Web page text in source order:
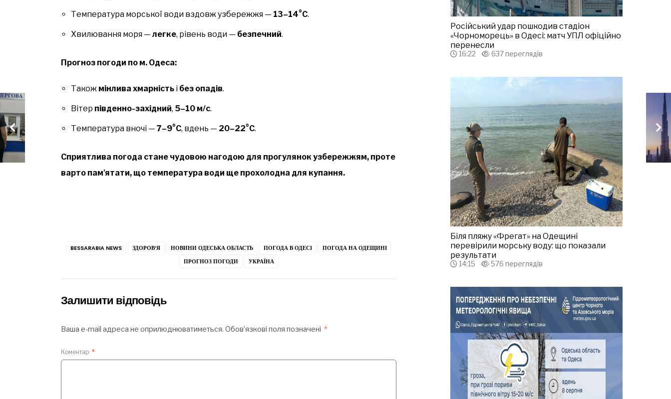
Температура морської води вздовж узбережжя — 13–14°C.
Хвилювання моря — легке, рівень води — безпечний.
Прогноз погоди по м. Одеса:
Також мінлива хмарність і без опадів.
Вітер південно-західний, 5–10 м/с.
Температура вночі — 7–9°C, вдень — 20–22°C.
Сприятлива погода стане чудовою нагодою для прогулянок узбережжям, проте
варто памʼятати, що температура води ще прохолодна для купання.
BESSARABIA NEWS ЗДОРОВ’Я НОВИНИ ОДЕСЬКА ОБЛАСТЬ ПОГОДА В ОДЕСІ
ПОГОДА НА ОДЕЩИНІ
ПРОГНОЗ ПОГОДИ
УКРАЇНА
Залишити відповідь
Ваша e-mail адреса не оприлюднюватиметься. Обов’язкові поля позначені *
Коментар *
Російський удар пошкодив стадіон
«Чорноморець» в Одесі: матч УПЛ офіційно
перенесли
16:22 637 переглядів
Біля пляжу «Фрегат» на Одещині
перевірили морську воду: що показали
результати
14:15 576 переглядів